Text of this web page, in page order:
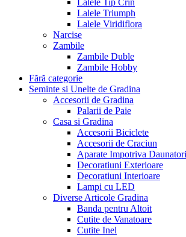
Lalele Triumph
Lalele Viridiflora
Narcise
Zambile
Zambile Duble
Zambile Hobby
Fără categorie
Seminte si Unelte de Gradina
Accesorii de Gradina
Palarii de Paie
Casa si Gradina
Accesorii Biciclete
Accesorii de Craciun
Aparate Impotriva
Decoratiuni Exterioare
Decoratiuni Interioare
Lampi cu LED
Diverse Articole Gradina
Banda pentru Altoit
Cutite de Vanatoare
Cutite Inel